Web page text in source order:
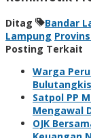
Ditag Bandar
Lampung
Posting Terkait
Warga
Satpol PP
Mengawal
OJK